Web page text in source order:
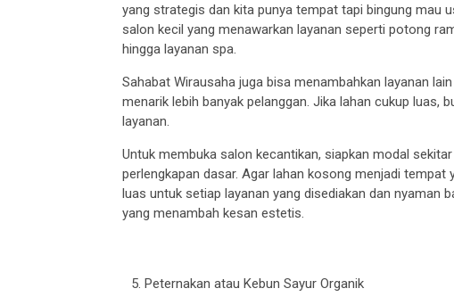
yang strategis dan kita punya tempat tapi bingung mau
salon kecil yang menawarkan layanan seperti potong
hingga layanan spa.
Sahabat Wirausaha juga bisa menambahkan layanan
menarik lebih banyak pelanggan. Jika lahan cukup luas,
layanan.
Untuk membuka salon kecantikan, siapkan modal
perlengkapan dasar. Agar lahan kosong menjadi
luas untuk setiap layanan yang disediakan dan nyaman
yang menambah kesan estetis.
Peternakan atau Kebun Sayur Organik